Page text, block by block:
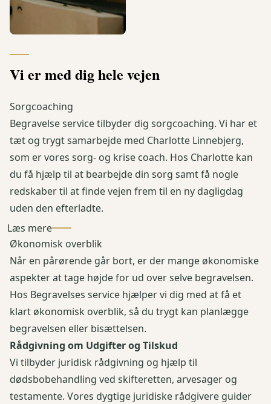
Vi er med dig hele vejen
Sorgcoaching
Begravelse service tilbyder dig sorgcoaching. Vi har et
tæt og trygt samarbejde med Charlotte Linnebjerg,
som er vores sorg- og krise coach. Hos Charlotte kan
du få hjælp til at bearbejde din sorg samt få nogle
redskaber til at finde vejen frem til en ny dagligdag
uden den efterladte.
Læs mere
Økonomisk overblik
Når en pårørende går bort, er der mange økonomiske
aspekter at tage højde for ud over selve begravelsen.
Hos Begravelses service hjælper vi dig med at få et
klart økonomisk overblik, så du trygt kan planlægge
begravelsen eller bisættelsen.
Rådgivning om Udgifter og Tilskud
Vi tilbyder juridisk rådgivning og hjælp til
dødsbobehandling ved skifteretten, arvesager og
testamente. Vores dygtige juridiske rådgivere guider